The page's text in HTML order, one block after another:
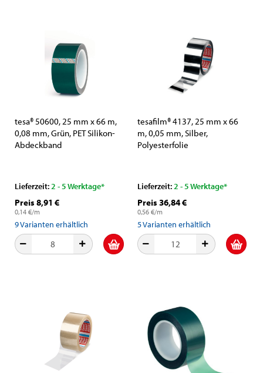
tesa® 50600, 25 mm x 66 m,
0,08 mm, Grün, PET Silikon-
Abdeckband
Lieferzeit:2 - 5 Werktage*
Preis 8,91 €
0,14 €/m
9Varianten erhältlich
tesafilm® 4137, 25 mm x 66
m, 0,05 mm, Silber,
Polyesterfolie
Lieferzeit:2 - 5 Werktage*
Preis 36,84 €
0,56 €/m
5Varianten erhältlich